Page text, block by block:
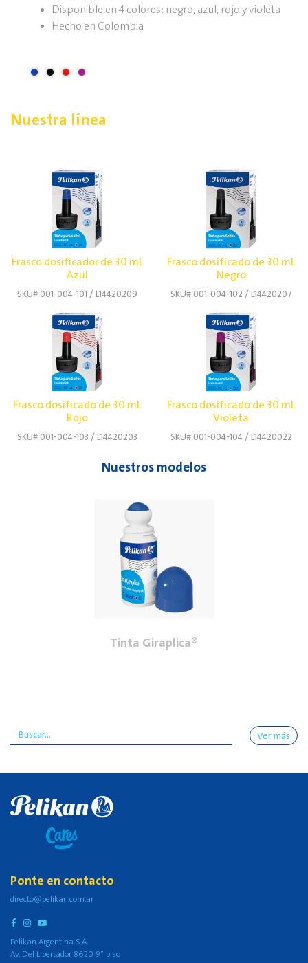
Disponible en 4 colores: negro, azul, rojo y violeta
Hecho en Colombia
Nuestra línea
Frasco dosificador de 30 mL
Azul
SKU# 001-004-101 / L14420209
Frasco dosificado de 30 mL
Negro
SKU# 001-004-102 / L14420207
Frasco dosificado de 30 mL
Rojo
SKU# 001-004-103 / L14420203
Frasco dosificado de 30 mL
Violeta
SKU# 001-004-104 / L14420022
Nuestros modelos
Tinta Giraplica®
Ver más
Ponte en contacto
directo@pelikan.com.ar
Pelikan Argentina S.A.
Av. Del Libertador 8620 9° piso